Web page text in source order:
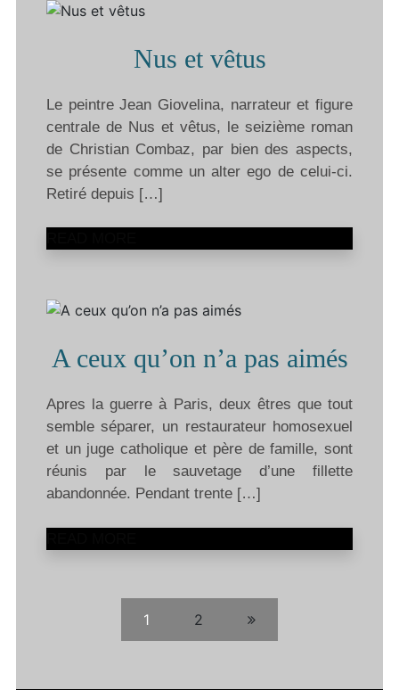
Nus et vêtus
Le peintre Jean Giovelina, narrateur et figure
centrale de Nus et vêtus, le seizième roman
de Christian Combaz, par bien des aspects,
se présente comme un alter ego de celui-ci.
Retiré depuis […]
A ceux qu’on n’a pas aimés
Apres la guerre à Paris, deux êtres que tout
semble séparer, un restaurateur homosexuel
et un juge catholique et père de famille, sont
réunis par le sauvetage d’une fillette
abandonnée. Pendant trente […]
1 2